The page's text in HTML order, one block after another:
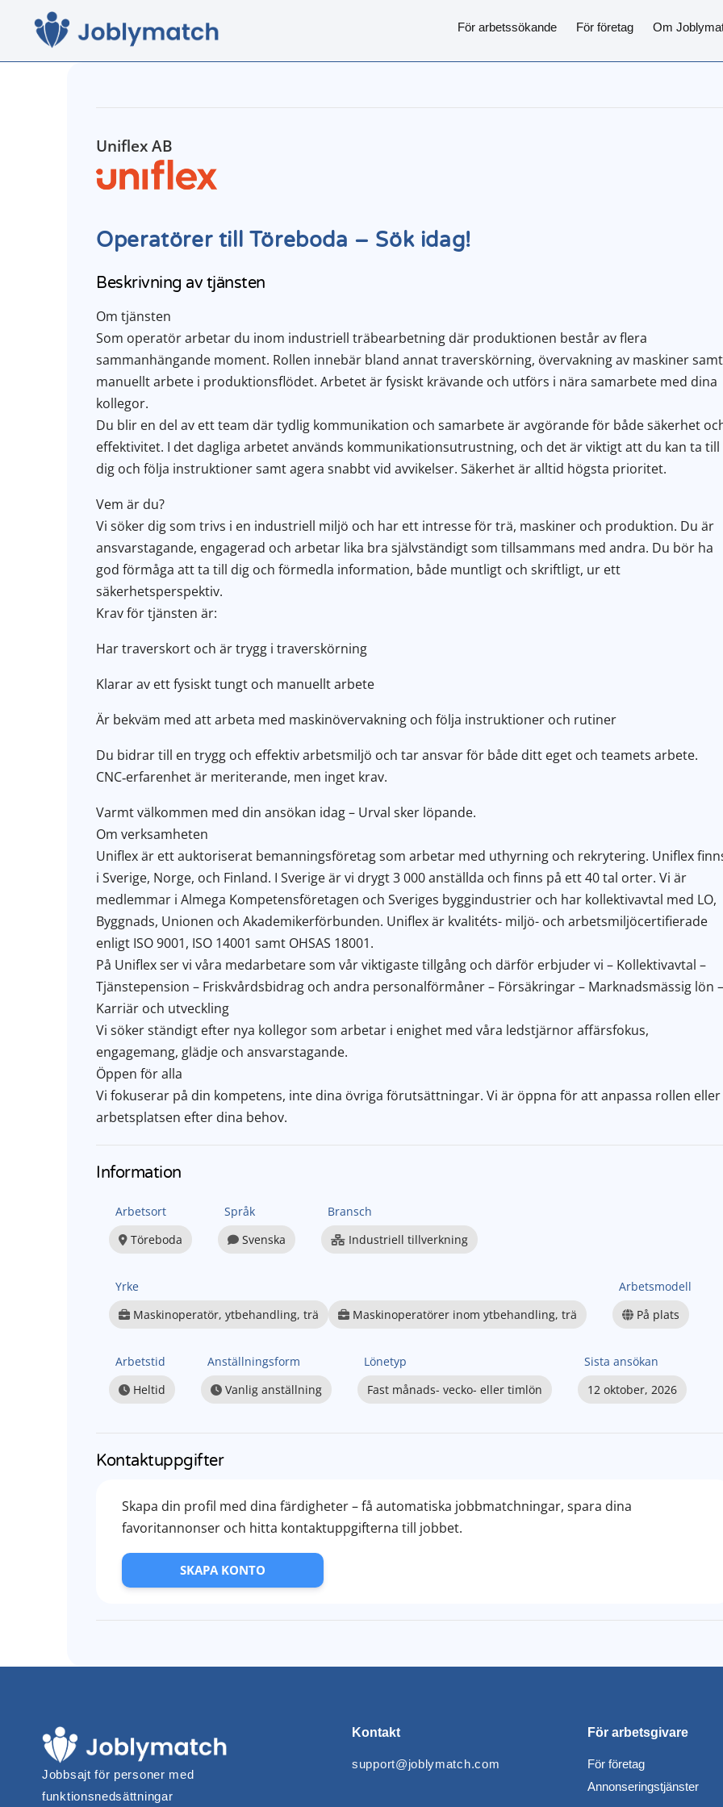
För arbetssökande För företag Om
Uniflex AB
Operatörer till Töreboda – Sök idag!
Beskrivning av tjänsten
Om tjänsten
Som operatör arbetar du inom industriell träbearbetning där produktionen består av flera
sammanhängande moment. Rollen innebär bland annat traverskörning, övervakning av maskiner samt
manuellt arbete i produktionsflödet. Arbetet är fysiskt krävande och utförs i nära samarbete med dina
kollegor.
Du blir en del av ett team där tydlig kommunikation och samarbete är avgörande för både säkerhet
effektivitet. I det dagliga arbetet används kommunikationsutrustning, och det är viktigt att du kan ta till
dig och följa instruktioner samt agera snabbt vid avvikelser. Säkerhet är alltid högsta prioritet.
Vem är du?
Vi söker dig som trivs i en industriell miljö och har ett intresse för trä, maskiner och produktion. Du är
ansvarstagande, engagerad och arbetar lika bra självständigt som tillsammans med andra. Du bör ha
god förmåga att ta till dig och förmedla information, både muntligt och skriftligt, ur ett
säkerhetsperspektiv.
Krav för tjänsten är:
Har traverskort och är trygg i traverskörning
Klarar av ett fysiskt tungt och manuellt arbete
Är bekväm med att arbeta med maskinövervakning och följa instruktioner och rutiner
Du bidrar till en trygg och effektiv arbetsmiljö och tar ansvar för både ditt eget och teamets arbete.
CNC‑erfarenhet är meriterande, men inget krav.
Varmt välkommen med din ansökan idag – Urval sker löpande.
Om verksamheten
Uniflex är ett auktoriserat bemanningsföretag som arbetar med uthyrning och rekrytering. Uniflex
i Sverige, Norge, och Finland. I Sverige är vi drygt 3 000 anställda och finns på ett 40 tal orter. Vi är
medlemmar i Almega Kompetensföretagen och Sveriges byggindustrier och har kollektivavtal med LO,
Byggnads, Unionen och Akademikerförbunden. Uniflex är kvalitéts- miljö- och arbetsmiljöcertifierade
enligt ISO 9001, ISO 14001 samt OHSAS 18001.
På Uniflex ser vi våra medarbetare som vår viktigaste tillgång och därför erbjuder vi – Kollektivavtal –
Tjänstepension – Friskvårdsbidrag och andra personalförmåner – Försäkringar – Marknadsmässig lön
Karriär och utveckling
Vi söker ständigt efter nya kollegor som arbetar i enighet med våra ledstjärnor affärsfokus,
engagemang, glädje och ansvarstagande.
Öppen för alla
Vi fokuserar på din kompetens, inte dina övriga förutsättningar. Vi är öppna för att anpassa rollen eller
arbetsplatsen efter dina behov.
Information
Arbetsort
Töreboda
Språk
Svenska
Bransch
Industriell tillverkning
Yrke
Maskinoperatör, ytbehandling, trä
Maskinoperatörer inom ytbehandling, trä
Arbetsmodell
På plats
Arbetstid
Heltid
Anställningsform
Vanlig anställning
Lönetyp
Fast månads- vecko- eller timlön
Sista ansökan
12 oktober, 2026
Kontaktuppgifter
Skapa din profil med dina färdigheter – få automatiska jobbmatchningar, spara dina
favoritannonser och hitta kontaktuppgifterna till jobbet.
SKAPA KONTO
Jobbsajt för personer med
funktionsnedsättningar
Kontakt
support@joblymatch.com
För arbetsgivare
För företag
Annonseringstjänster